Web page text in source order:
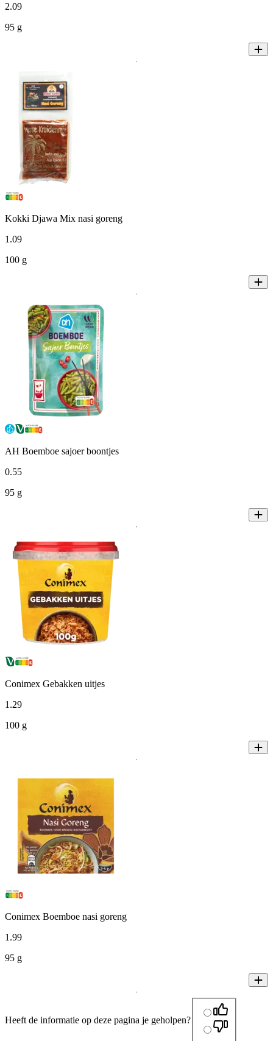
2.09
95 g
Kokki Djawa Mix nasi goreng
1 .09
100 g
AH Boemboe sajoer boontjes
0.55
95 g
Conimex Gebakken uitjes
1 .29
100 g
Conimex Boemboe nasi goreng
1 .99
95 g
Heeft de informatie op deze pagina je geholpen?